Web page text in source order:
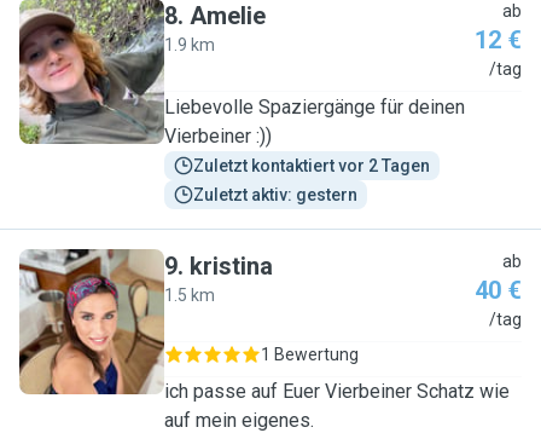
A
8. Amelie
1.9 km
ab
12 €
/tag
Liebevolle Spaziergänge für deinen
Vierbeiner :))
Zuletzt kontaktiert vor 2 Tagen
Zuletzt aktiv: gestern
K
9. kristina
1.5 km
ab
40 €
/tag
1 Bewertung
ich passe auf Euer Vierbeiner Schatz wie
auf mein eigenes.